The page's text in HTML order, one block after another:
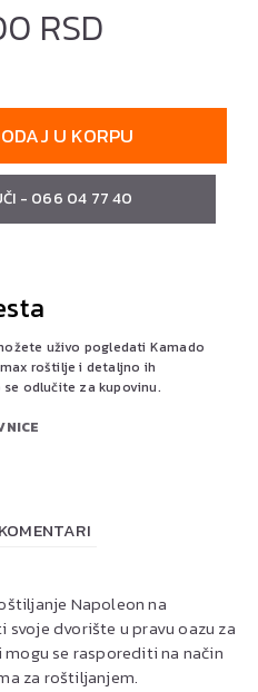
RSD
U KORPU
- 066 04 77 40
uživo pogledati Kamado
roštilje i detaljno ih
odlučite za kupovinu.
KOMENTARI
Napoleon na
dvorište u pravu oazu za
se rasporediti na način
za roštiljanjem.